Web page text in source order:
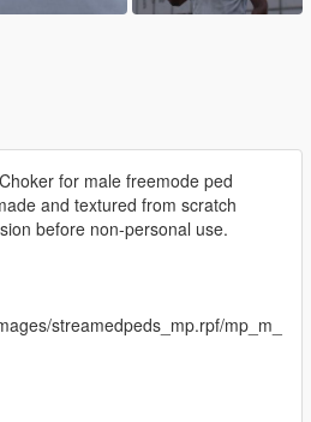
for male freemode ped
and textured from scratch
before non-personal use.
streamedpeds_mp.rpf/mp_m_